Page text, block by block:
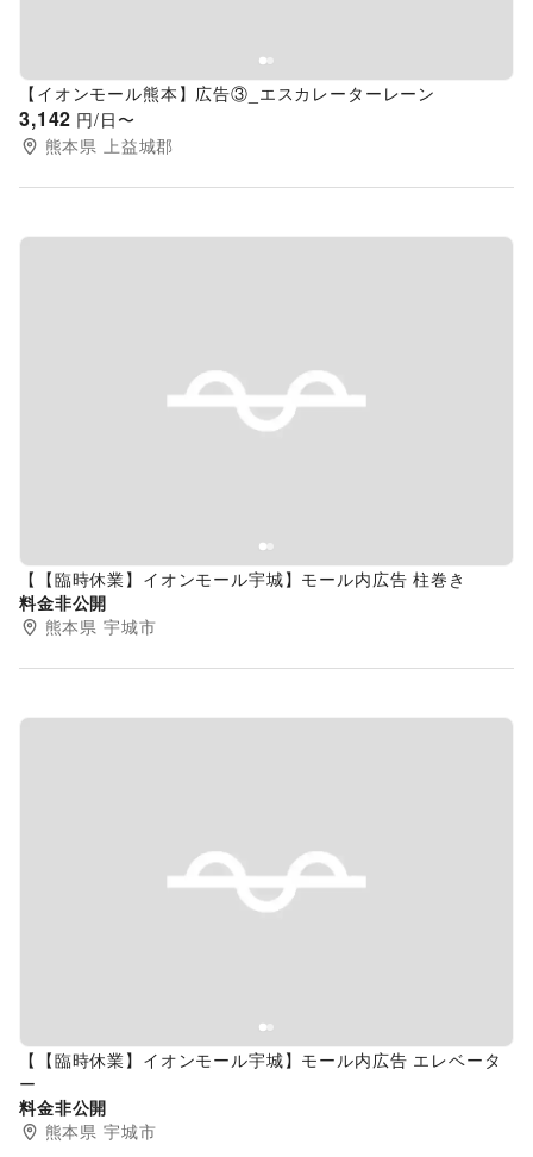
【イオンモール熊本】広告③_エスカレーターレーン
3,142 円/日〜
熊本県 上益城郡
Previous slide
【【臨時休業】イオンモール宇城】モール内広告 柱巻き
料金非公開
熊本県 宇城市
Previous slide
【【臨時休業】イオンモール宇城】モール内広告 エレベータ
ー
料金非公開
熊本県 宇城市